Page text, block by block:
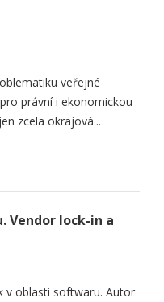
veřejné
právní i ekonomickou
zcela okrajová...
Vendor lock-in a
v oblasti softwaru. Autor